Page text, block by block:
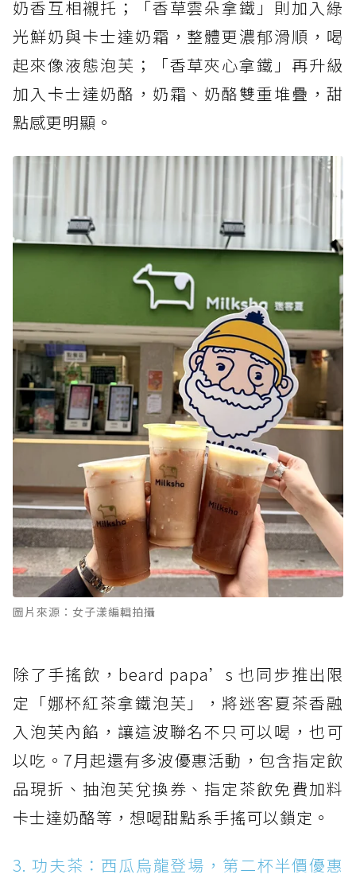
奶香互相襯托；「香草雲朵拿鐵」則加入綠
光鮮奶與卡士達奶霜，整體更濃郁滑順，喝
起來像液態泡芙；「香草夾心拿鐵」再升級
加入卡士達奶酪，奶霜、奶酪雙重堆疊，甜
點感更明顯。
圖片來源：女子漾編輯拍攝
除了手搖飲，beard papa’s 也同步推出限
定「娜杯紅茶拿鐵泡芙」，將迷客夏茶香融
入泡芙內餡，讓這波聯名不只可以喝，也可
以吃。7月起還有多波優惠活動，包含指定飲
品現折、抽泡芙兌換券、指定茶飲免費加料
卡士達奶酪等，想喝甜點系手搖可以鎖定。
3. 功夫茶：西瓜烏龍登場，第二杯半價優惠